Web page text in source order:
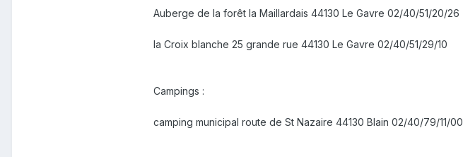
Auberge de la forêt la Maillardais 44130 Le Gavre 02/40/51/20/26
la Croix blanche 25 grande rue 44130 Le Gavre 02/40/51/29/10
Campings :
camping municipal route de St Nazaire 44130 Blain 02/40/79/11/00